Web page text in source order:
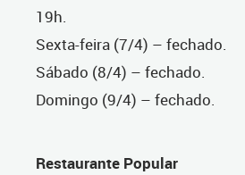
19h.
Sexta-feira (7/4) – fechado.
Sábado (8/4) – fechado.
Domingo (9/4) – fechado.
Restaurante Popular